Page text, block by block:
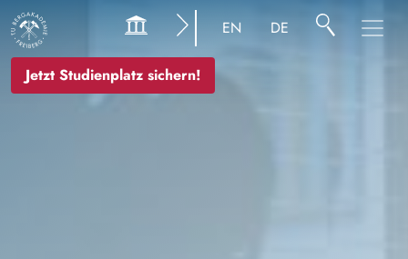
Jetzt Studienplatz sichern!
EN DE
Image